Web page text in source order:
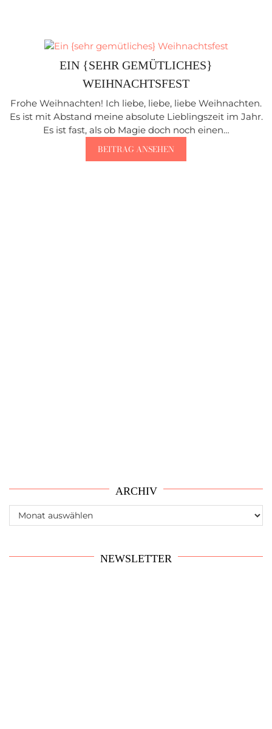
EIN {SEHR GEMÜTLICHES}
WEIHNACHTSFEST
Frohe Weihnachten! Ich liebe, liebe, liebe Weihnachten.
Es ist mit Abstand meine absolute Lieblingszeit im Jahr.
Es ist fast, als ob Magie doch noch einen…
BEITRAG ANSEHEN
ARCHIV
Archiv
NEWSLETTER